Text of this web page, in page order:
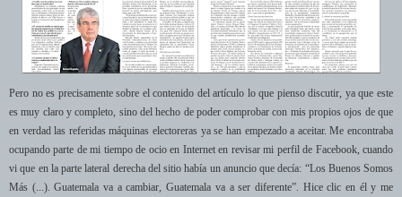
Pero no es precisamente sobre el contenido del artículo lo que pienso discutir, ya que este
es muy claro y completo, sino del hecho de poder comprobar con mis propios ojos de que
en verdad las referidas máquinas electoreras ya se han empezado a aceitar. Me encontraba
ocupando parte de mi tiempo de ocio en Internet en revisar mi perfil de Facebook, cuando
vi que en la parte lateral derecha del sitio había un anuncio que decía: “Los Buenos Somos
Más (...). Guatemala va a cambiar, Guatemala va a ser diferente”. Hice clic en él y me